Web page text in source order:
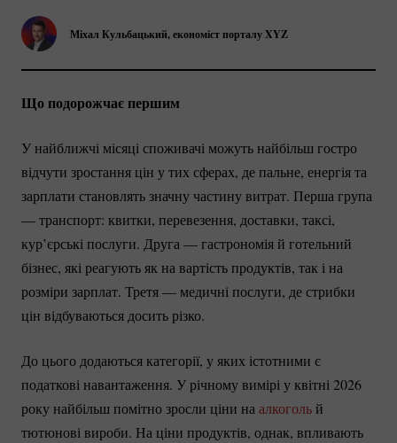
Міхал Кульбацький, економіст порталу XYZ
Що подорожчає першим
У найближчі місяці споживачі можуть найбільш гостро
відчути зростання цін у тих сферах, де пальне, енергія та
зарплати становлять значну частину витрат. Перша група
— транспорт: квитки, перевезення, доставки, таксі,
кур’єрські послуги. Друга — гастрономія й готельний
бізнес, які реагують як на вартість продуктів, так і на
розміри зарплат. Третя — медичні послуги, де стрибки
цін відбуваються досить різко.
До цього додаються категорії, у яких істотними є
податкові навантаження. У річному вимірі у квітні 2026
року найбільш помітно зросли ціни на алкогольй
тютюнові вироби. На ціни продуктів, однак, впливають